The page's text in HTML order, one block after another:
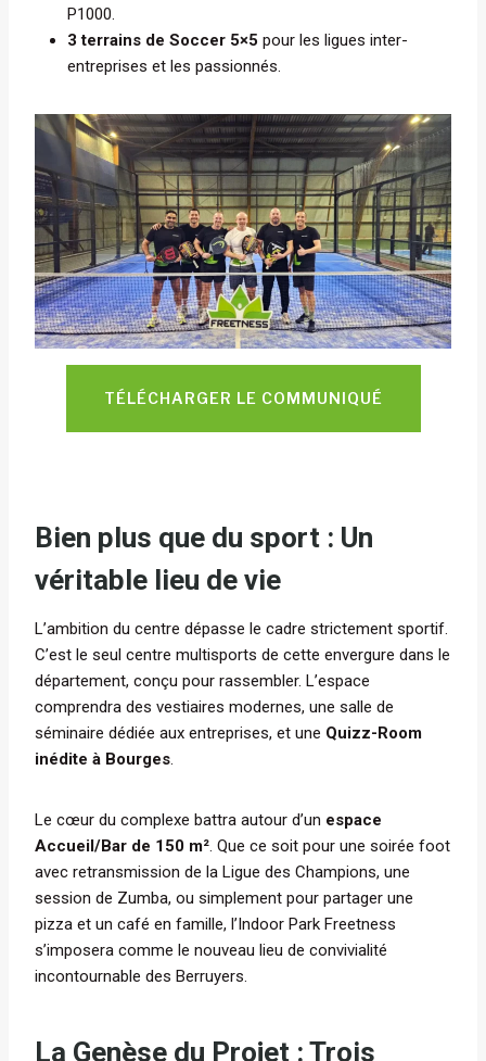
P1000.
3 terrains de Soccer 5×5 pour les ligues inter-
entreprises et les passionnés.
TÉLÉCHARGER LE COMMUNIQUÉ
Bien plus que du sport : Un
véritable lieu de vie
L’ambition du centre dépasse le cadre strictement sportif.
C’est le seul centre multisports de cette envergure dans le
département, conçu pour rassembler. L’espace
comprendra des vestiaires modernes, une salle de
séminaire dédiée aux entreprises, et une Quizz-Room
inédite à Bourges.
Le cœur du complexe battra autour d’un espace
Accueil/Bar de 150 m². Que ce soit pour une soirée foot
avec retransmission de la Ligue des Champions, une
session de Zumba, ou simplement pour partager une
pizza et un café en famille, l’Indoor Park Freetness
s’imposera comme le nouveau lieu de convivialité
incontournable des Berruyers.
La Genèse du Projet : Trois